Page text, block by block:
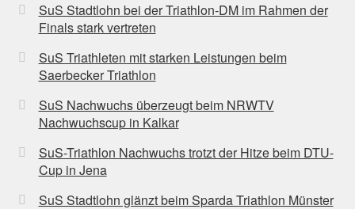
SuS Stadtlohn bei der Triathlon-DM im Rahmen der
Finals stark vertreten
SuS Triathleten mit starken Leistungen beim
Saerbecker Triathlon
SuS Nachwuchs überzeugt beim NRWTV
Nachwuchscup in Kalkar
SuS-Triathlon Nachwuchs trotzt der Hitze beim DTU-
Cup in Jena
SuS Stadtlohn glänzt beim Sparda Triathlon Münster